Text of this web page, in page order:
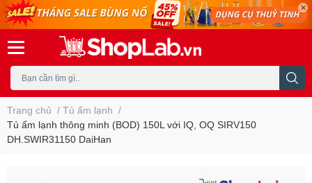
Trang chủ / Tủ ấm lạnh /
Tủ ấm lạnh thông minh (BOD) 150L với IQ, OQ SIRV150
DH.SWIR31150 DaiHan